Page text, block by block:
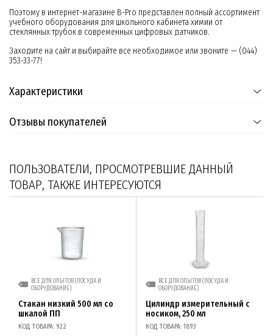
Поэтому в интернет-магазине B-Pro представлен полный ассортимент
учебного оборудования для школьного кабинета химии от
стеклянных трубок в современных цифровых датчиков.
Заходите на сайт и выбирайте все необходимое или звоните — (044)
353-33-77!
Характеристики
Отзывы покупателей
ПОЛЬЗОВАТЕЛИ, ПРОСМОТРЕВШИЕ ДАННЫЙ
ТОВАР, ТАКЖЕ ИНТЕРЕСУЮТСЯ
ВСЕ ДЛЯ ОПЫТОВ (ПОСУДА И
ОБОРУДОВАНИЕ)
Стакан низкий 500 мл со
шкалой ПП
КОД ТОВАРА: 922
ВСЕ ДЛЯ ОПЫТОВ (ПОСУДА И
ОБОРУДОВАНИЕ)
Цилиндр измерительный с
носиком, 250 мл
КОД ТОВАРА: 1893